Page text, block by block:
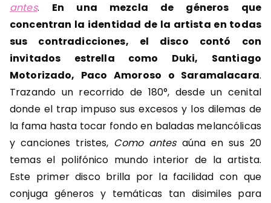
antes. En una mezcla de géneros que
concentran la identidad de la artista en todas
sus contradicciones, el disco contó con
invitados estrella como Duki, Santiago
Motorizado, Paco Amoroso o Saramalacara.
Trazando un recorrido de 180°, desde un cenital
donde el trap impuso sus excesos y los dilemas de
la fama hasta tocar fondo en baladas melancólicas
y canciones tristes, Como antesaúna en sus 20
temas el polifónico mundo interior de la artista.
Este primer disco brilla por la facilidad con que
conjuga géneros y temáticas tan disimiles para